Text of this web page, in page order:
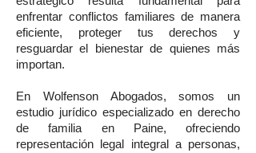
enfrentar conflictos familiares de manera
eficiente, proteger tus derechos y
resguardar el bienestar de quienes más
importan.
En Wolfenson Abogados, somos un
estudio jurídico especializado en derecho
de familia en Paine, ofreciendo
representación legal integral a personas,